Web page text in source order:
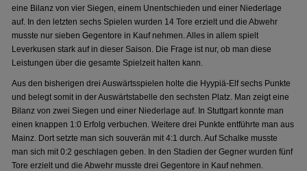
eine Bilanz von vier Siegen, einem Unentschieden und einer Niederlage
auf. In den letzten sechs Spielen wurden 14 Tore erzielt und die Abwehr
musste nur sieben Gegentore in Kauf nehmen. Alles in allem spielt
Leverkusen stark auf in dieser Saison. Die Frage ist nur, ob man diese
Leistungen über die gesamte Spielzeit halten kann.
Aus den bisherigen drei Auswärtsspielen holte die Hyypiä-Elf sechs Punkte
und belegt somit in der Auswärtstabelle den sechsten Platz. Man zeigt eine
Bilanz von zwei Siegen und einer Niederlage auf. In Stuttgart konnte man
einen knappen 1:0 Erfolg verbuchen. Weitere drei Punkte entführte man aus
Mainz. Dort setzte man sich souverän mit 4:1 durch. Auf Schalke musste
man sich mit 0:2 geschlagen geben. In den Stadien der Gegner wurden fünf
Tore erzielt und die Abwehr musste drei Gegentore in Kauf nehmen.